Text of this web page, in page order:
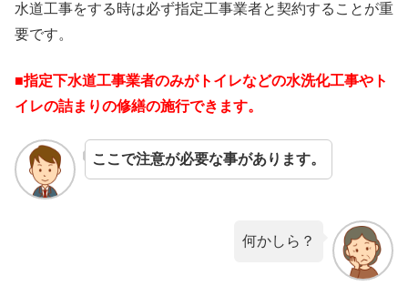
水道工事をする時は必ず指定工事業者と契約することが重
要です。
■指定下水道工事業者のみがトイレなどの水洗化工事やト
イレの詰まりの修繕の施行できます。
ここで注意が必要な事があります。
何かしら？